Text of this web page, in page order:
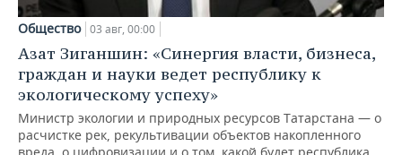
Общество 03 авг, 00:00
Азат Зиганшин: «Синергия власти, бизнеса,
граждан и науки ведет республику к
экологическому успеху»
Министр экологии и природных ресурсов Татарстана — о
расчистке рек, рекультивации объектов накопленного